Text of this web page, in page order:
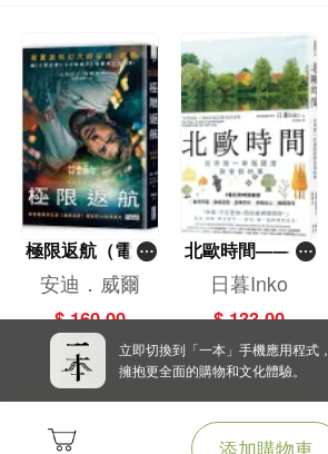
添加購物車
極限返航（電影
書衣典藏版）
（獨家收錄作者
訪談）
安迪．威爾
$ 160.00
北歐時間——世
界第一幸福國度
教會我的事
日暮Inko
$ 133.00
立即切換到「一本」手機應用程式，
擁抱更全面的購物和文化體驗。